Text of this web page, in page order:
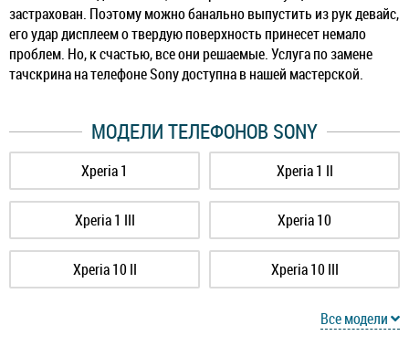
застрахован. Поэтому можно банально выпустить из рук девайс,
его удар дисплеем о твердую поверхность принесет немало
проблем. Но, к счастью, все они решаемые. Услуга по замене
тачскрина на телефоне Sony доступна в нашей мастерской.
МОДЕЛИ ТЕЛЕФОНОВ SONY
Xperia 1 Xperia 1 II
Xperia 1 III Xperia 10
Xperia 10 II Xperia 10 III
Xperia 5Все модели